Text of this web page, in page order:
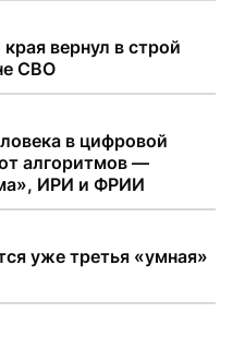
вернул в строй
СВО
в цифровой
алгоритмов —
ИРИ и ФРИИ
уже третья «умная»